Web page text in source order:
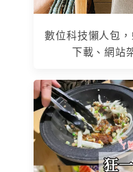
數位科技懶人包
下載、網站